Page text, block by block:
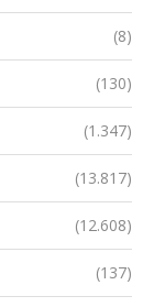
(8)
(130)
(1.347)
(13.817)
(12.608)
(137)